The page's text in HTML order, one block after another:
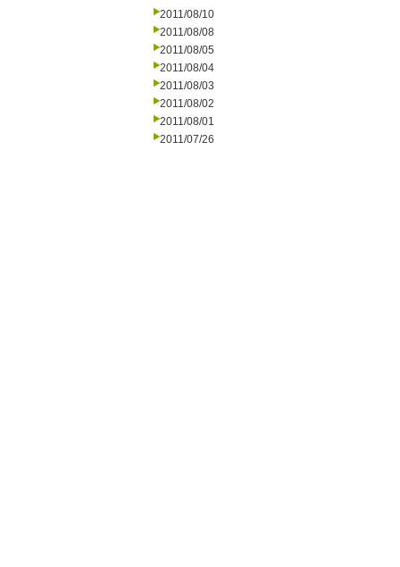
2011/08/10
2011/08/08
2011/08/05
2011/08/04
2011/08/03
2011/08/02
2011/08/01
2011/07/26